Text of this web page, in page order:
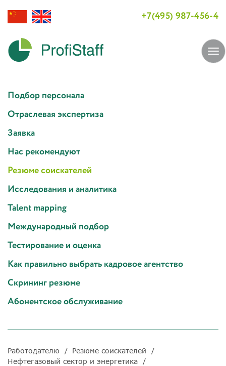
+7(495) 987-456-4
Подбор персонала
Отраслевая экспертиза
Заявка
Нас рекомендуют
Резюме соискателей
Исследования и аналитика
Talent mapping
Международный подбор
Тестирование и оценка
Как правильно выбрать кадровое агентство
Скрининг резюме
Абонентское обслуживание
Работодателю
Резюме соискателей
Нефтегазовый сектор и энергетика